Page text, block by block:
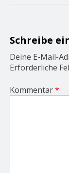
o
n
Schreibe
Deine E-Mail-
Erforderliche
Kommentar*